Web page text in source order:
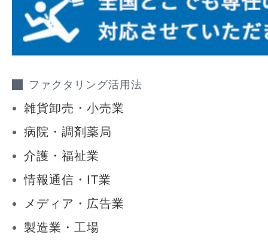
ファクタリング活用法
雑貨卸売・小売業
病院・調剤薬局
介護・福祉業
情報通信・IT業
メディア・広告業
製造業・工場